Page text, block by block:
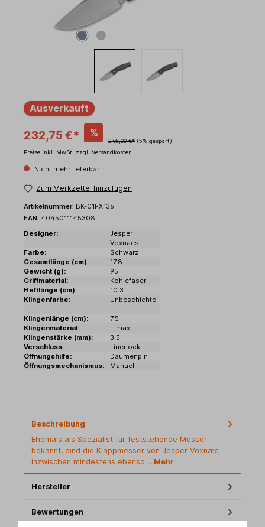
Ausverkauft
232,75 €* %
245,00 €* (5% gespart)
Preise inkl. MwSt. zzgl. Versandkosten
Nicht mehr lieferbar
Zum Merkzettel hinzufügen
Artikelnummer: BK-01FX136
EAN: 4045011145308
Designer:
Jesper
Voxnaes
Farbe:
Schwarz
Gesamtlänge (cm):
17.8
Gewicht (g):
95
Griffmaterial:
Kohlefaser
Heftlänge (cm):
10.3
Klingenfarbe:
Unbeschichte
t
Klingenlänge (cm):
7.5
Klingenmaterial:
Elmax
Klingenstärke (mm):
3.5
Verschluss:
Linerlock
Öffnungshilfe:
Daumenpin
Öffnungsmechanismus:
Manuell
Beschreibung
Ehemals als Spezialist für feststehende Messer
bekannt, sind die Klappmesser von Jesper Voxnæs
inzwischen mindestens ebenso… Mehr
Hersteller
Bewertungen